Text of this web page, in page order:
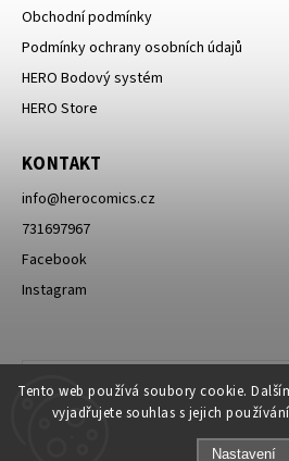
Tento web používá soubory cookie.
vyjadřujete souhlas s jejich
Nastavení
Obchodní podmínky
Podmínky ochrany osobních údajů
HERO Bodový systém
HERO Store
KONTAKT
info@herocomics.cz
731697967
Facebook
Instagram